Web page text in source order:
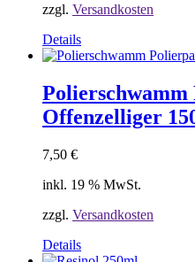
Produktseite
werden
zzgl. Versandkosten
Details
Polierschwamm
Offenzelliger
7,50 €
inkl. 19 % MwSt.
zzgl. Versandkosten
Details